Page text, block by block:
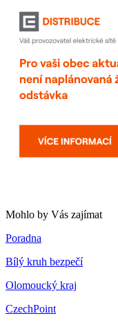
Mohlo by Vás zajímat
Poradna
Bílý kruh bezpečí
Olomoucký kraj
CzechPoint